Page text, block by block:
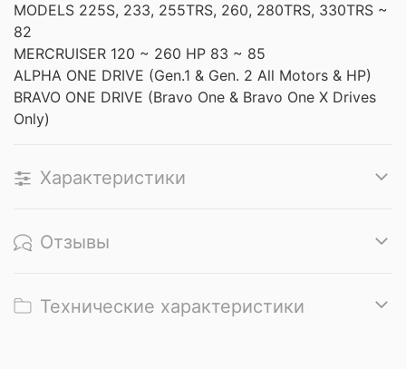
MODELS 225S, 233, 255TRS, 260, 280TRS, 330TRS ~
82
MERCRUISER 120 ~ 260 HP 83 ~ 85
ALPHA ONE DRIVE (Gen.1 & Gen. 2 All Motors & HP)
BRAVO ONE DRIVE (Bravo One & Bravo One X Drives
Only)
Характеристики
Отзывы
Технические характеристики